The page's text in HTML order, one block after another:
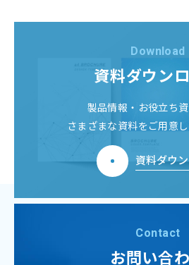
Download
資料ダウン
製品情報・お役立ち資
さまざまな資料をご用意し
資料ダウ
Contact
お問い合